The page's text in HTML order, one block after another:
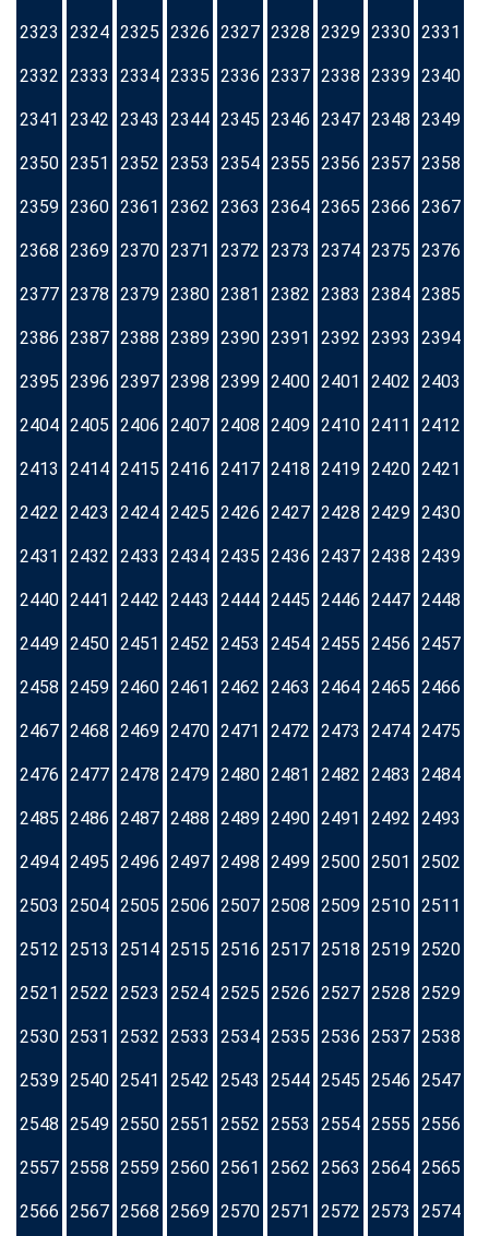
2323 2324 2325 2326 2327 2328 2329 2330 2331
2332 2333 2334 2335 2336 2337 2338 2339 2340
2341 2342 2343 2344 2345 2346 2347 2348 2349
2350 2351 2352 2353 2354 2355 2356 2357 2358
2359 2360 2361 2362 2363 2364 2365 2366 2367
2368 2369 2370 2371 2372 2373 2374 2375 2376
2377 2378 2379 2380 2381 2382 2383 2384 2385
2386 2387 2388 2389 2390 2391 2392 2393 2394
2395 2396 2397 2398 2399 2400 2401 2402 2403
2404 2405 2406 2407 2408 2409 2410 2411 2412
2413 2414 2415 2416 2417 2418 2419 2420 2421
2422 2423 2424 2425 2426 2427 2428 2429 2430
2431 2432 2433 2434 2435 2436 2437 2438 2439
2440 2441 2442 2443 2444 2445 2446 2447 2448
2449 2450 2451 2452 2453 2454 2455 2456 2457
2458 2459 2460 2461 2462 2463 2464 2465 2466
2467 2468 2469 2470 2471 2472 2473 2474 2475
2476 2477 2478 2479 2480 2481 2482 2483 2484
2485 2486 2487 2488 2489 2490 2491 2492 2493
2494 2495 2496 2497 2498 2499 2500 2501 2502
2503 2504 2505 2506 2507 2508 2509 2510 2511
2512 2513 2514 2515 2516 2517 2518 2519 2520
2521 2522 2523 2524 2525 2526 2527 2528 2529
2530 2531 2532 2533 2534 2535 2536 2537 2538
2539 2540 2541 2542 2543 2544 2545 2546 2547
2548 2549 2550 2551 2552 2553 2554 2555 2556
2557 2558 2559 2560 2561 2562 2563 2564 2565
2566 2567 2568 2569 2570 2571 2572 2573 2574